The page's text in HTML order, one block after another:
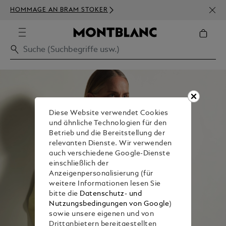
HOMMAGE AN BRAM STOKER
Diese Website verwendet Cookies
und ähnliche Technologien für den
Betrieb und die Bereitstellung der
relevanten Dienste. Wir verwenden
auch verschiedene Google-Dienste
einschließlich der
Anzeigenpersonalisierung (für
weitere Informationen lesen Sie
bitte die Datenschutz- und
Nutzungsbedingungen von Google)
sowie unsere eigenen und von
Drittanbietern bereitgestellten